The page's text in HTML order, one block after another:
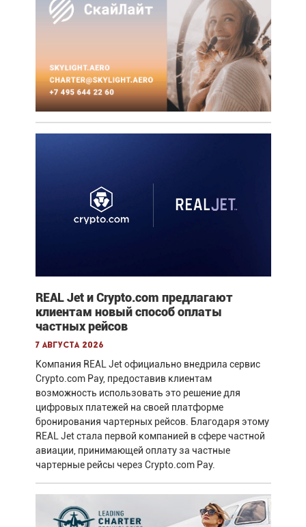
REAL Jet и Crypto.com предлагают
клиентам новый способ оплаты
частных рейсов
7 августа 2026
Компания REAL Jet официально внедрила сервис
Crypto.com Pay, предоставив клиентам
возможность использовать это решение для
цифровых платежей на своей платформе
бронирования чартерных рейсов. Благодаря этому
REAL Jet стала первой компанией в сфере частной
авиации, принимающей оплату за частные
чартерные рейсы через Crypto.com Pay.